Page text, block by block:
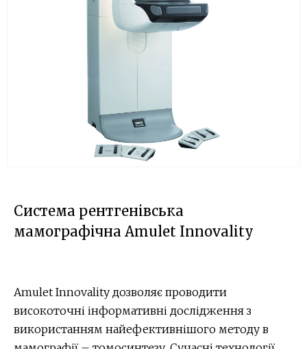
Cистема рентгенівська
мамографічна Amulet Innovality
Amulet Innovality дозволяє проводити
високоточні інформативні дослідження з
використанням найефективнішого методу в